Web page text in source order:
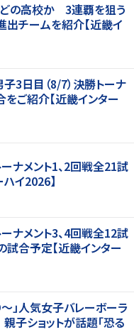
の高校か 3連覇を狙う
出チームを紹介【近畿イ
3日目（8/7）決勝トーナ
ご紹介【近畿インター
ナメント1、2回戦全21試
イ2026】
ナメント3、4回戦全12試
試合予定【近畿インター
」人気女子バレーボーラ
ショットが話題「恐る